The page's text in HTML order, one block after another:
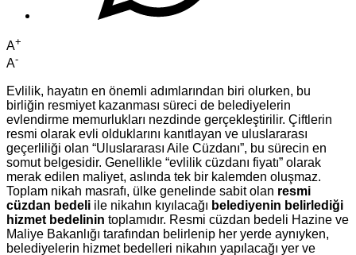
A+
A-
Evlilik, hayatın en önemli adımlarından biri olurken, bu
birliğin resmiyet kazanması süreci de belediyelerin
evlendirme memurlukları nezdinde gerçekleştirilir. Çiftlerin
resmi olarak evli olduklarını kanıtlayan ve uluslararası
geçerliliği olan “Uluslararası Aile Cüzdanı”, bu sürecin en
somut belgesidir. Genellikle “evlilik cüzdanı fiyatı” olarak
merak edilen maliyet, aslında tek bir kalemden oluşmaz.
Toplam nikah masrafı, ülke genelinde sabit olan resmi
cüzdan bedeli ile nikahın kıyılacağı belediyenin belirlediği
hizmet bedelinin toplamıdır. Resmi cüzdan bedeli Hazine ve
Maliye Bakanlığı tarafından belirlenip her yerde aynıyken,
belediyelerin hizmet bedelleri nikahın yapılacağı yer ve